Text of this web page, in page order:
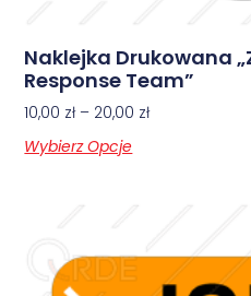
Naklejka Drukowana
Response Team”
10,00 zł – 20,00 zł
Wybierz Opcje